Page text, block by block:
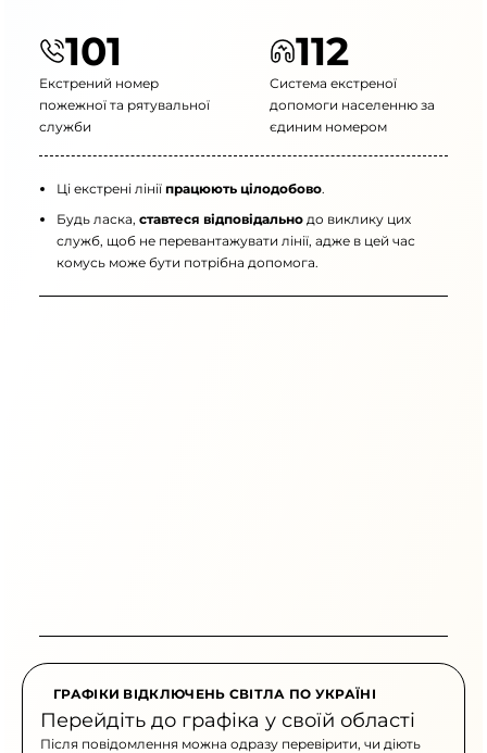
101
Екстрений номер
пожежної та рятувальної
служби
112
Система екстреної
допомоги населенню за
єдиним номером
Ці екстрені лінії працюють цілодобово.
Будь ласка, ставтеся відповідально до виклику цих
служб, щоб не перевантажувати лінії, адже в цей час
комусь може бути потрібна допомога.
ГРАФІКИ ВІДКЛЮЧЕНЬ СВІТЛА ПО УКРАЇНІ
Перейдіть до графіка у своїй області
Після повідомлення можна одразу перевірити, чи діють